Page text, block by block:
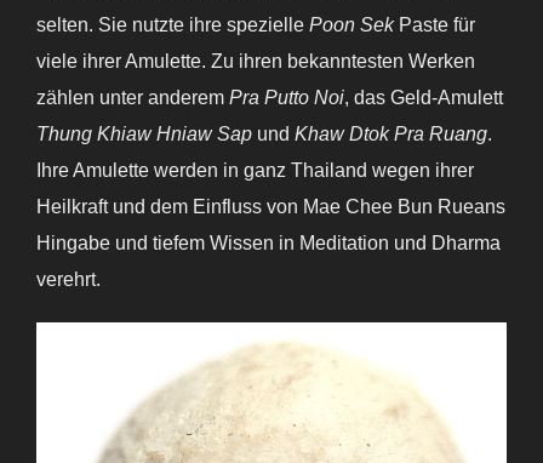
selten. Sie nutzte ihre spezielle Poon SekPaste für
viele ihrer Amulette. Zu ihren bekanntesten Werken
zählen unter anderem Pra Putto Noi, das Geld-Amulett
Thung Khiaw Hniaw Sap und Khaw Dtok Pra Ruang.
Ihre Amulette werden in ganz Thailand wegen ihrer
Heilkraft und dem Einfluss von Mae Chee Bun Rueans
Hingabe und tiefem Wissen in Meditation und Dharma
verehrt.